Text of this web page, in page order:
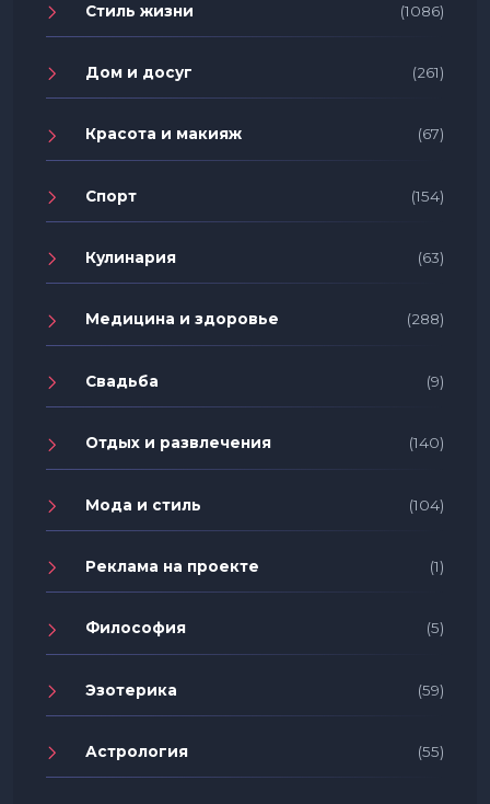
Стиль жизни (1086)
Дом и досуг (261)
Красота и макияж (67)
Спорт (154)
Кулинария (63)
Медицина и здоровье (288)
Свадьба (9)
Отдых и развлечения (140)
Мода и стиль (104)
Реклама на проекте (1)
Философия (5)
Эзотерика (59)
Астрология (55)